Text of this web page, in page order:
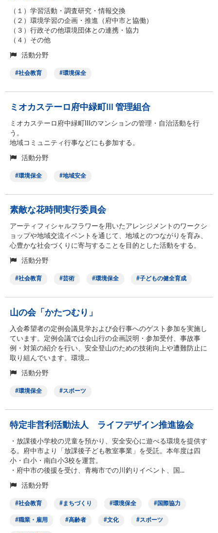
（１）学習活動・調査研究・情報交換
（２）環境学習の企画・推進（府中市と協働）
（３）行政その他環境団体との連携・協力
（４）その他
活動分野
社会教育 環境保全
ミオカステーロ府中緑町III 管理組合
ミオカステーロ府中緑町IIIのマンションの管理・自治活動を行
う。
地域コミュニティ行事などにも参加する。
活動分野
環境保全 地域安全
素敵な花時間実行委員会
アーティフィシャルフラワーを用いたアレンジメントのワークシ
ョップや地域交流イベントを通じて、地域とのつながりを育み、
心豊かな社会づくりに寄与することを目的とした活動をする。
活動分野
社会教育 芸術 環境保全 子どもの健全育成
山の会「かたつむり」
入会希望者の定例会議見学および会行事へのゲスト参加を実施し
ています。定例会議では会山行の企画説明・参加受付、事故事
例・対策の紹介を行い、安全登山のための技術向上や遭難防止に
取り組んでいます。環境...
活動分野
環境保全 スポーツ
特定非営利活動法人 ライフデザイン推進協会
・放課後小学校の児童を預かり、安全安心に遊べる環境を提供す
る。府中市より「放課後子ども教室事業」を受託。本年度は四
小・白小・南白小3校を運営。
・府中市の後援を受け、青梅市での川釣りイベント、国...
活動分野
社会教育 まちづくり 環境保全 国際協力
職業・雇用 高齢者 文化 スポーツ